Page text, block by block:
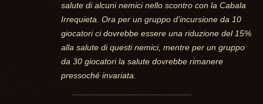
salute di alcuni nemici nello scontro con la Cabala
Irrequieta. Ora per un gruppo d'incursione da 10
giocatori ci dovrebbe essere una riduzione del 15%
alla salute di questi nemici, mentre per un gruppo
da 30 giocatori la salute dovrebbe rimanere
pressoché invariata.